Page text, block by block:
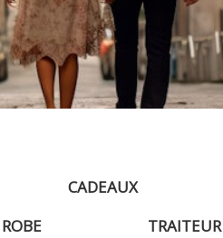
CADEAUX
ROBE TRAITEUR